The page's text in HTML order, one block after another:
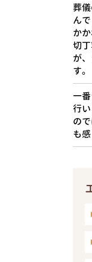
葬
ん
か
切
が
す。
一
行
の
も